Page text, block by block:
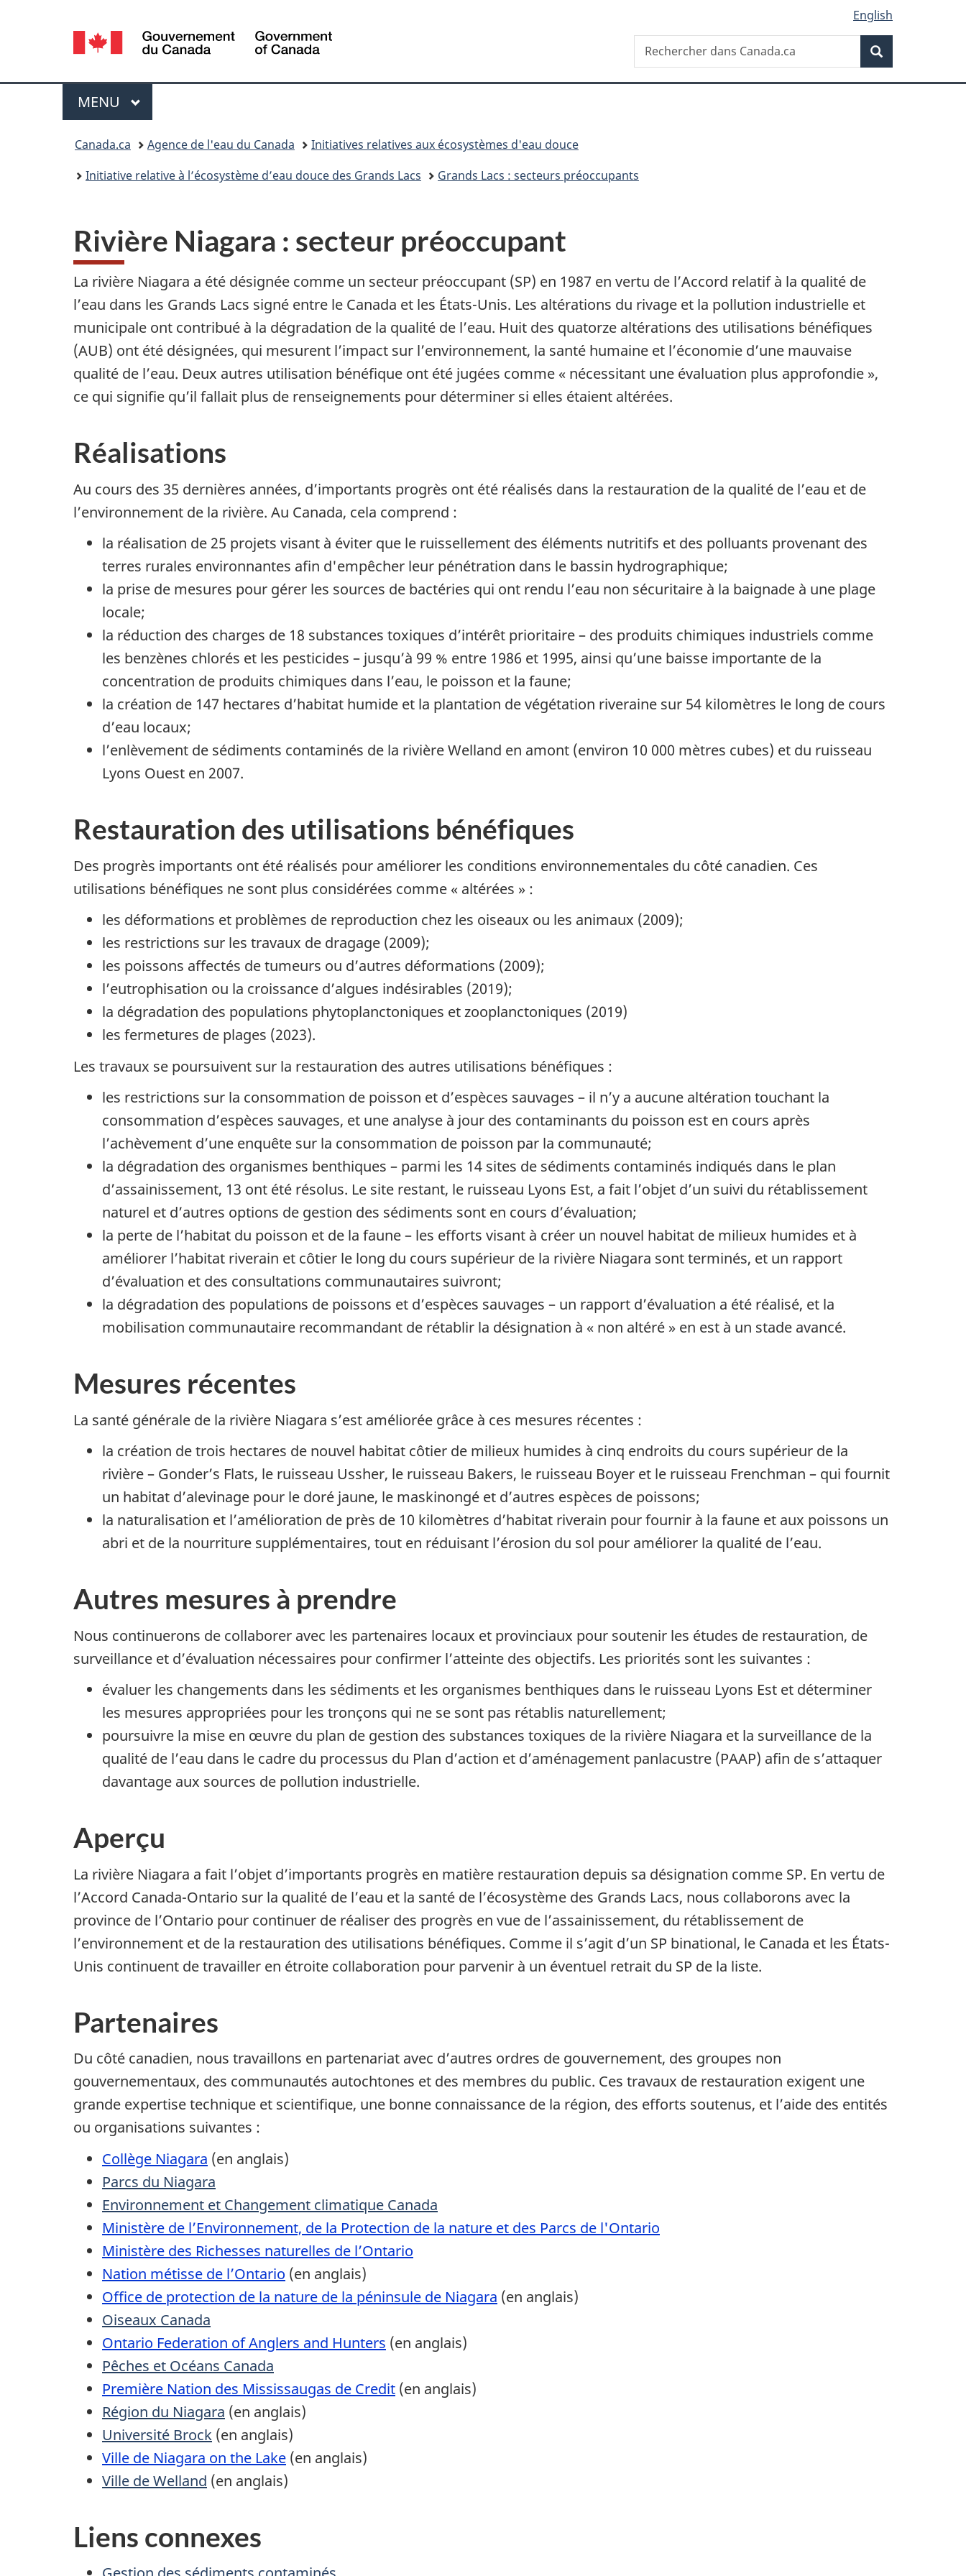
sujet
HTML
Sélection
de
la
langue
English
Canada
Recherche
Rechercher
dans
Menu
MENU PRINCIPAL
Canada.ca Agence de l'eau du Canada
Initiatives relatives aux écosystèmes d'eau douce
Initiative relative à l’écosystème d’eau douce des Grands Lacs
Grands Lacs : secteurs préoccupants
Rivière Niagara : secteur préoccupant
La rivière Niagara a été désignée comme un secteur préoccupant (SP) en 1987 en vertu de l’Accord relatif à la qualité de
l’eau dans les Grands Lacs signé entre le Canada et les États-Unis. Les altérations du rivage et la pollution industrielle et
municipale ont contribué à la dégradation de la qualité de l’eau. Huit des quatorze altérations des utilisations bénéfiques
(AUB) ont été désignées, qui mesurent l’impact sur l’environnement, la santé humaine et l’économie d’une mauvaise
qualité de l’eau. Deux autres utilisation bénéfique ont été jugées comme « nécessitant une évaluation plus approfondie »,
ce qui signifie qu’il fallait plus de renseignements pour déterminer si elles étaient altérées.
Réalisations
Au cours des 35 dernières années, d’importants progrès ont été réalisés dans la restauration de la qualité de l’eau et de
l’environnement de la rivière. Au Canada, cela comprend :
la réalisation de 25 projets visant à éviter que le ruissellement des éléments nutritifs et des polluants provenant des
terres rurales environnantes afin d'empêcher leur pénétration dans le bassin hydrographique;
la prise de mesures pour gérer les sources de bactéries qui ont rendu l’eau non sécuritaire à la baignade à une plage
locale;
la réduction des charges de 18 substances toxiques d’intérêt prioritaire – des produits chimiques industriels comme
les benzènes chlorés et les pesticides – jusqu’à 99 % entre 1986 et 1995, ainsi qu’une baisse importante de la
concentration de produits chimiques dans l’eau, le poisson et la faune;
la création de 147 hectares d’habitat humide et la plantation de végétation riveraine sur 54 kilomètres le long de cours
d’eau locaux;
l’enlèvement de sédiments contaminés de la rivière Welland en amont (environ 10 000 mètres cubes) et du ruisseau
Lyons Ouest en 2007.
Restauration des utilisations bénéfiques
Des progrès importants ont été réalisés pour améliorer les conditions environnementales du côté canadien. Ces
utilisations bénéfiques ne sont plus considérées comme « altérées » :
les déformations et problèmes de reproduction chez les oiseaux ou les animaux (2009);
les restrictions sur les travaux de dragage (2009);
les poissons affectés de tumeurs ou d’autres déformations (2009);
l’eutrophisation ou la croissance d’algues indésirables (2019);
la dégradation des populations phytoplanctoniques et zooplanctoniques (2019)
les fermetures de plages (2023).
Les travaux se poursuivent sur la restauration des autres utilisations bénéfiques :
les restrictions sur la consommation de poisson et d’espèces sauvages – il n’y a aucune altération touchant la
consommation d’espèces sauvages, et une analyse à jour des contaminants du poisson est en cours après
l’achèvement d’une enquête sur la consommation de poisson par la communauté;
la dégradation des organismes benthiques – parmi les 14 sites de sédiments contaminés indiqués dans le plan
d’assainissement, 13 ont été résolus. Le site restant, le ruisseau Lyons Est, a fait l’objet d’un suivi du rétablissement
naturel et d’autres options de gestion des sédiments sont en cours d’évaluation;
la perte de l’habitat du poisson et de la faune – les efforts visant à créer un nouvel habitat de milieux humides et à
améliorer l’habitat riverain et côtier le long du cours supérieur de la rivière Niagara sont terminés, et un rapport
d’évaluation et des consultations communautaires suivront;
la dégradation des populations de poissons et d’espèces sauvages – un rapport d’évaluation a été réalisé, et la
mobilisation communautaire recommandant de rétablir la désignation à « non altéré » en est à un stade avancé.
Mesures récentes
La santé générale de la rivière Niagara s’est améliorée grâce à ces mesures récentes :
la création de trois hectares de nouvel habitat côtier de milieux humides à cinq endroits du cours supérieur de la
rivière – Gonder’s Flats, le ruisseau Ussher, le ruisseau Bakers, le ruisseau Boyer et le ruisseau Frenchman – qui fournit
un habitat d’alevinage pour le doré jaune, le maskinongé et d’autres espèces de poissons;
la naturalisation et l’amélioration de près de 10 kilomètres d’habitat riverain pour fournir à la faune et aux poissons un
abri et de la nourriture supplémentaires, tout en réduisant l’érosion du sol pour améliorer la qualité de l’eau.
Autres mesures à prendre
Nous continuerons de collaborer avec les partenaires locaux et provinciaux pour soutenir les études de restauration, de
surveillance et d’évaluation nécessaires pour confirmer l’atteinte des objectifs. Les priorités sont les suivantes :
évaluer les changements dans les sédiments et les organismes benthiques dans le ruisseau Lyons Est et déterminer
les mesures appropriées pour les tronçons qui ne se sont pas rétablis naturellement;
poursuivre la mise en œuvre du plan de gestion des substances toxiques de la rivière Niagara et la surveillance de la
qualité de l’eau dans le cadre du processus du Plan d’action et d’aménagement panlacustre (PAAP) afin de s’attaquer
davantage aux sources de pollution industrielle.
Aperçu
La rivière Niagara a fait l’objet d’importants progrès en matière restauration depuis sa désignation comme SP. En vertu de
l’Accord Canada-Ontario sur la qualité de l’eau et la santé de l’écosystème des Grands Lacs, nous collaborons avec la
province de l’Ontario pour continuer de réaliser des progrès en vue de l’assainissement, du rétablissement de
l’environnement et de la restauration des utilisations bénéfiques. Comme il s’agit d’un SP binational, le Canada et les États-
Unis continuent de travailler en étroite collaboration pour parvenir à un éventuel retrait du SP de la liste.
Partenaires
Du côté canadien, nous travaillons en partenariat avec d’autres ordres de gouvernement, des groupes non
gouvernementaux, des communautés autochtones et des membres du public. Ces travaux de restauration exigent une
grande expertise technique et scientifique, une bonne connaissance de la région, des efforts soutenus, et l’aide des entités
ou organisations suivantes :
Collège Niagara (en anglais)
Parcs du Niagara
Environnement et Changement climatique Canada
Ministère de l’Environnement, de la Protection de la nature et des Parcs de l'Ontario
Ministère des Richesses naturelles de l’Ontario
Nation métisse de l’Ontario (en anglais)
Office de protection de la nature de la péninsule de Niagara (en anglais)
Oiseaux Canada
Ontario Federation of Anglers and Hunters (en anglais)
Pêches et Océans Canada
Première Nation des Mississaugas de Credit (en anglais)
Région du Niagara (en anglais)
Université Brock (en anglais)
Ville de Niagara on the Lake (en anglais)
Ville de Welland (en anglais)
Liens connexes